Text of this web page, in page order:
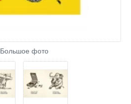
Большое фото